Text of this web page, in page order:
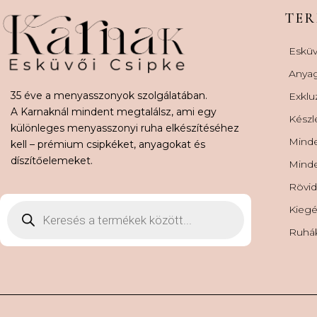
35 éve a menyasszonyok szolgálatában.
A Karnaknál mindent megtalálsz, ami egy
különleges menyasszonyi ruha elkészítéséhez
kell – prémium csipkéket, anyagokat és
díszítőelemeket.